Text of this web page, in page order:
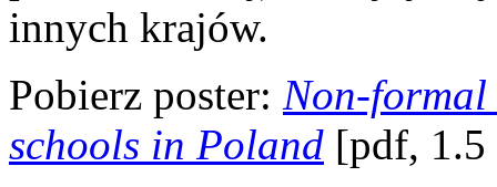
innych krajów.
Pobierz poster: Non-formal
schools in Poland [pdf,